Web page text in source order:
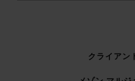
プライバシーポリシー を読み、私はマ
クライアン